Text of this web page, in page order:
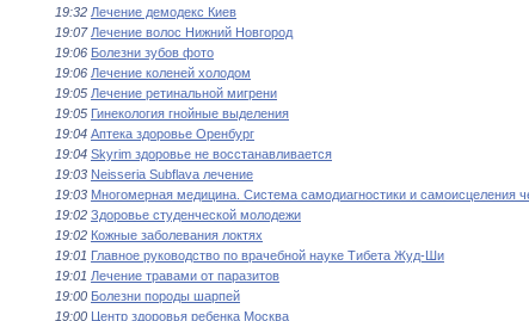
19:32 Лечение демодекс Киев
19:07 Лечение волос Нижний Новгород
19:06 Болезни зубов фото
19:06 Лечение коленей холодом
19:05 Лечение ретинальной мигрени
19:05 Гинекология гнойные выделения
19:04 Аптека здоровье Оренбург
19:04 Skyrim здоровье не восстанавливается
19:03 Neisseria Subflava лечение
19:03 Многомерная медицина. Система самодиагностики и самоисцеления
19:02 Здоровье студенческой молодежи
19:02 Кожные заболевания локтях
19:01 Главное руководство по врачебной науке Тибета Жуд-Ши
19:01 Лечение травами от паразитов
19:00 Болезни породы шарпей
19:00 Центр здоровья ребенка Москва